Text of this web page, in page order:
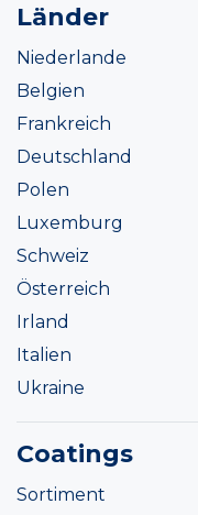
Länder
Niederlande
Belgien
Frankreich
Deutschland
Polen
Luxemburg
Schweiz
Österreich
Irland
Italien
Ukraine
Coatings
Sortiment